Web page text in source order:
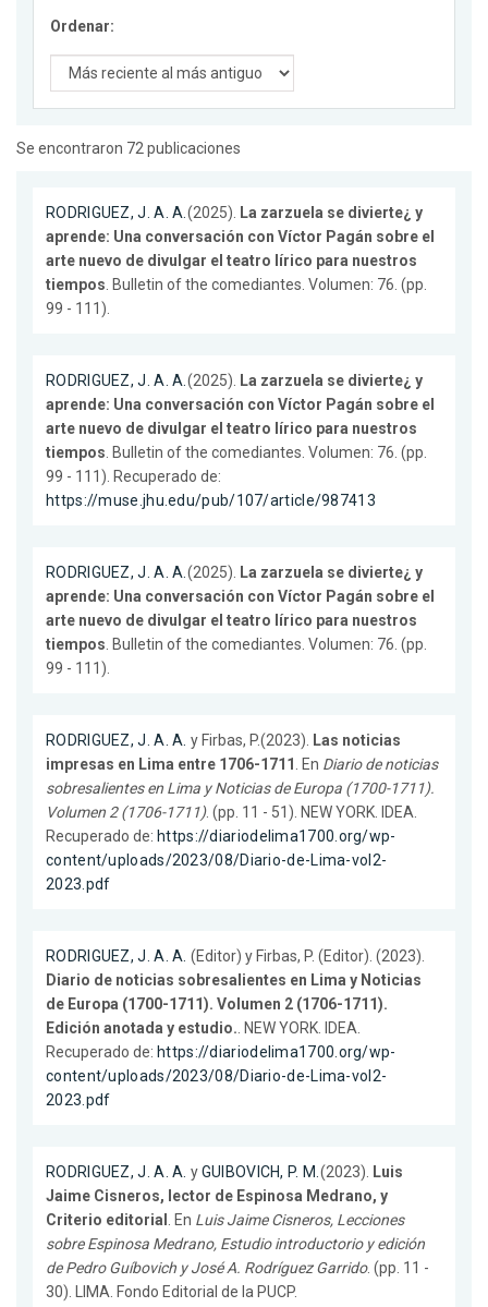
Ordenar:
Se encontraron 72 publicaciones
RODRIGUEZ, J. A. A.(2025). La zarzuela se divierte¿ y
aprende: Una conversación con Víctor Pagán sobre el
arte nuevo de divulgar el teatro lírico para nuestros
tiempos. Bulletin of the comediantes. Volumen: 76. (pp.
99 - 111).
RODRIGUEZ, J. A. A.(2025). La zarzuela se divierte¿ y
aprende: Una conversación con Víctor Pagán sobre el
arte nuevo de divulgar el teatro lírico para nuestros
tiempos. Bulletin of the comediantes. Volumen: 76. (pp.
99 - 111). Recuperado de:
https://muse.jhu.edu/pub/107/article/987413
RODRIGUEZ, J. A. A.(2025). La zarzuela se divierte¿ y
aprende: Una conversación con Víctor Pagán sobre el
arte nuevo de divulgar el teatro lírico para nuestros
tiempos. Bulletin of the comediantes. Volumen: 76. (pp.
99 - 111).
RODRIGUEZ, J. A. A. y Firbas, P.(2023). Las noticias
impresas en Lima entre 1706-1711 . En Diario de noticias
sobresalientes en Lima y Noticias de Europa (1700-1711).
Volumen 2 (1706-1711). (pp. 11 - 51). NEW YORK. IDEA.
Recuperado de: https://diariodelima1700.org/wp-
content/uploads/2023/08/Diario-de-Lima-vol2-
2023.pdf
RODRIGUEZ, J. A. A. (Editor) y Firbas, P. (Editor). (2023).
Diario de noticias sobresalientes en Lima y Noticias
de Europa (1700-1711). Volumen 2 (1706-1711).
Edición anotada y estudio.. NEW YORK. IDEA.
Recuperado de: https://diariodelima1700.org/wp-
content/uploads/2023/08/Diario-de-Lima-vol2-
2023.pdf
RODRIGUEZ, J. A. A. yGUIBOVICH, P. M.(2023). Luis
Jaime Cisneros, lector de Espinosa Medrano, y
Criterio editorial . En Luis Jaime Cisneros, Lecciones
sobre Espinosa Medrano, Estudio introductorio y edición
de Pedro Guíbovich y José A. Rodríguez Garrido. (pp. 11 -
30). LIMA. Fondo Editorial de la PUCP.